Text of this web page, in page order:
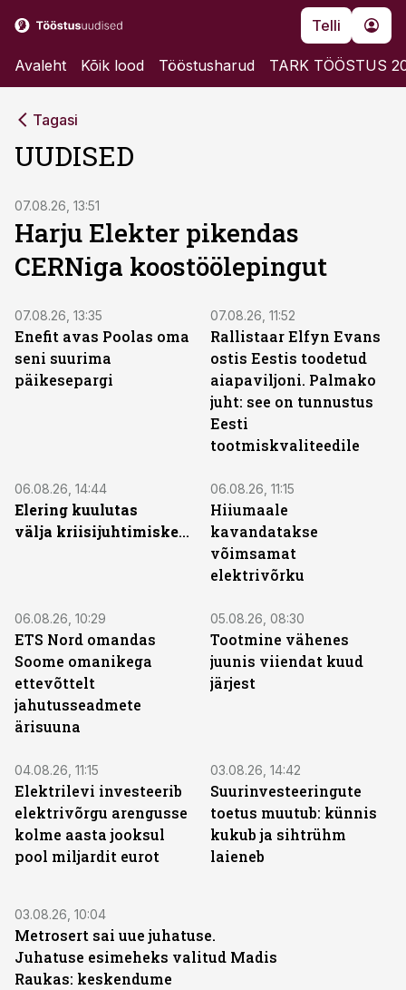
Telli
Avaleht Kõik lood Tööstusharud TARK TÖÖSTUS
Tagasi
UUDISED
07.08.26, 13:51
Harju Elekter pikendas
CERNiga koostöölepingut
07.08.26, 13:35
Enefit avas Poolas oma
seni suurima
päikesepargi
07.08.26, 11:52
Rallistaar Elfyn Evans
ostis Eestis toodetud
aiapaviljoni. Palmako
juht: see on tunnustus
Eesti
tootmiskvaliteedile
06.08.26, 14:44
Elering kuulutas
välja kriisijuhtimiskeskuse ehitushanke
06.08.26, 11:15
Hiiumaale
kavandatakse
võimsamat
elektrivõrku
06.08.26, 10:29
ETS Nord omandas
Soome omanikega
ettevõttelt
jahutusseadmete
ärisuuna
05.08.26, 08:30
Tootmine vähenes
juunis viiendat kuud
järjest
04.08.26, 11:15
Elektrilevi investeerib
elektrivõrgu arengusse
kolme aasta jooksul
pool miljardit eurot
03.08.26, 14:42
Suurinvesteeringute
toetus muutub: künnis
kukub ja sihtrühm
laieneb
03.08.26, 10:04
Metrosert sai uue juhatuse.
Juhatuse esimeheks valitud Madis
Raukas: keskendume